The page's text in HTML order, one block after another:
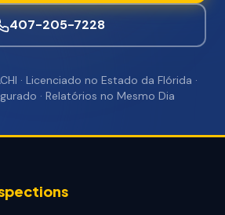
407-205-7228
· Licenciado no Estado da Flórida ·
· Relatórios no Mesmo Dia